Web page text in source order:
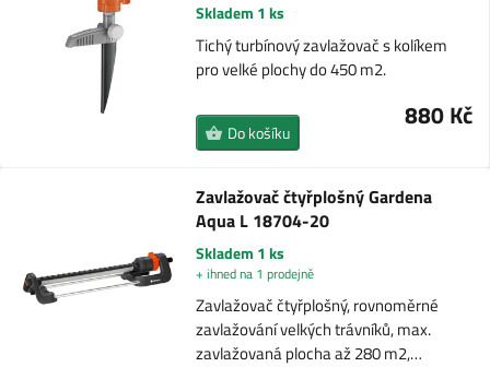
Skladem 1 ks
Tichý turbínový zavlažovač s kolíkem
pro velké plochy do 450 m2.
880 Kč
Do košíku
Zavlažovač čtyřplošný Gardena
Aqua L 18704-20
Skladem 1 ks
+ ihned na 1 prodejně
Zavlažovač čtyřplošný, rovnoměrné
zavlažování velkých trávníků, max.
zavlažovaná plocha až 280 m2,…